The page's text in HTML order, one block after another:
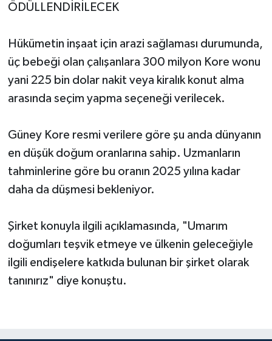
ÖDÜLLENDİRİLECEK
Hükümetin inşaat için arazi sağlaması durumunda,
üç bebeği olan çalışanlara 300 milyon Kore wonu
yani 225 bin dolar nakit veya kiralık konut alma
arasında seçim yapma seçeneği verilecek.
Güney Kore resmi verilere göre şu anda dünyanın
en düşük doğum oranlarına sahip. Uzmanların
tahminlerine göre bu oranın 2025 yılına kadar
daha da düşmesi bekleniyor.
Şirket konuyla ilgili açıklamasında, "Umarım
doğumları teşvik etmeye ve ülkenin geleceğiyle
ilgili endişelere katkıda bulunan bir şirket olarak
tanınırız" diye konuştu.